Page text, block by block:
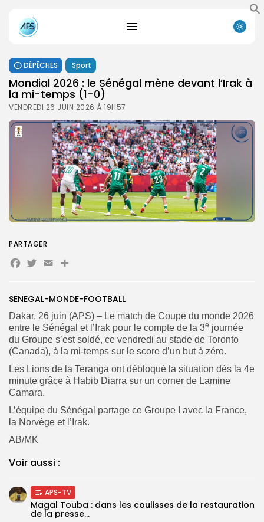
FR
DÉPÊCHES Sport
Mondial 2026 : le Sénégal mène devant l’Irak à
la mi-temps (1-0)
VENDREDI 26 JUIN 2026 À 19H57
SENEGAL-MONDE-FOOTBALL
Dakar, 26 juin (APS) – Le match de Coupe du monde 2026
entre le Sénégal et l’Irak pour le compte de la 3e journée
du Groupe s’est soldé, ce vendredi au stade de Toronto
(Canada), à la mi-temps sur le score d’un but à zéro.
Les Lions de la Teranga ont débloqué la situation dès la 4e
minute grâce à Habib Diarra sur un corner de Lamine
Camara.
L’équipe du Sénégal partage ce Groupe I avec la France,
la Norvège et l’Irak.
AB/MK
Voir aussi :
APS-TV
Magal Touba : dans les coulisses de la restauration
de la presse...
PARTAGER
Facebook
Twitter
EmailPartager